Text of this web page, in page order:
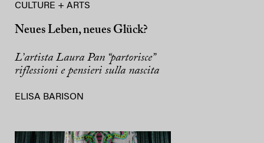
CULTURE + ARTS
Neues Leben, neues Glück?
L’artista Laura Pan “partorisce”
riflessioni e pensieri sulla nascita
ELISA BARISON